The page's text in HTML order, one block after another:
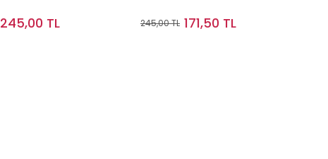
245,00 TL 245,00 TL 171,50 TL